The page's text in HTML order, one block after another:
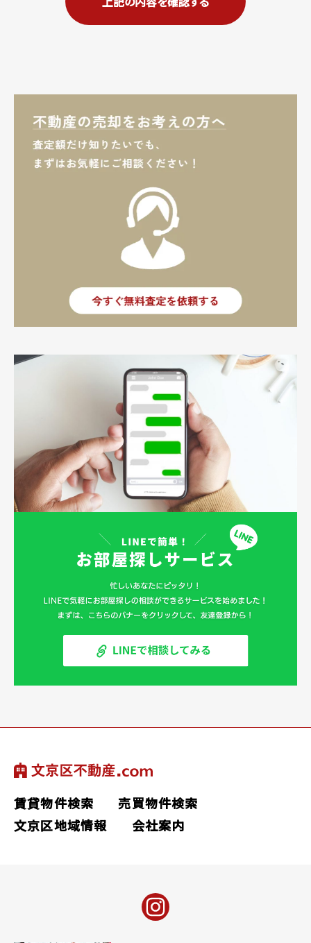
賃貸物件検索
売買物件検索
文京区地域情報
会社案内